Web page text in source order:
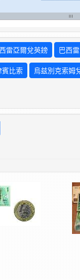
雷亞爾兌英鎊 巴西
賓比索 烏兹別克索姆